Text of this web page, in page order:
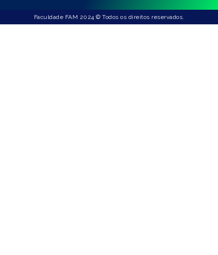
Faculdade FAM 2024 © Todos os direitos reservados.